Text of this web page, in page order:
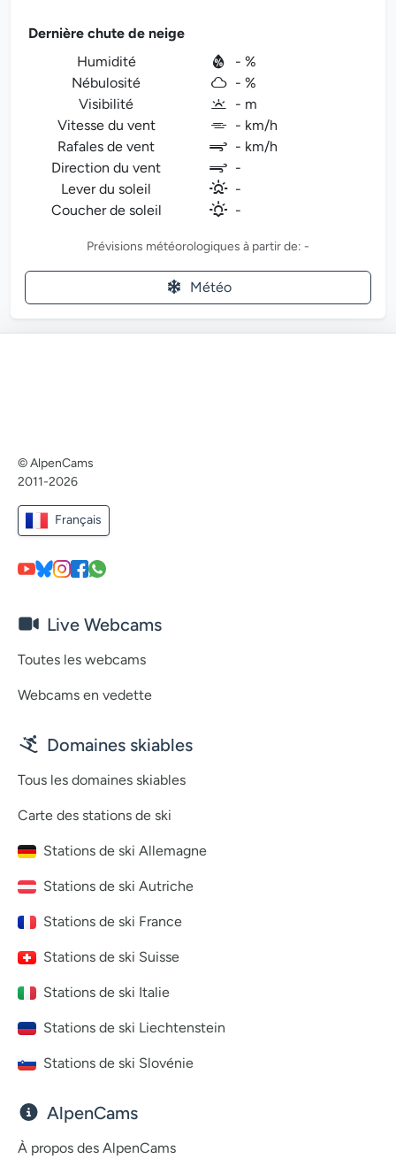
Dernière chute de neige
Humidité
- %
Nébulosité
- %
Visibilité
- m
Vitesse du vent
- km/h
Rafales de vent
- km/h
Direction du vent
-
Lever du soleil
-
Coucher de soleil
-
Prévisions météorologiques à partir de: -
Météo
© AlpenCams
2011-2026
Français
Live Webcams
Toutes les webcams
Webcams en vedette
Domaines skiables
Tous les domaines skiables
Carte des stations de ski
Stations de ski Allemagne
Stations de ski Autriche
Stations de ski France
Stations de ski Suisse
Stations de ski Italie
Stations de ski Liechtenstein
Stations de ski Slovénie
AlpenCams
À propos des AlpenCams